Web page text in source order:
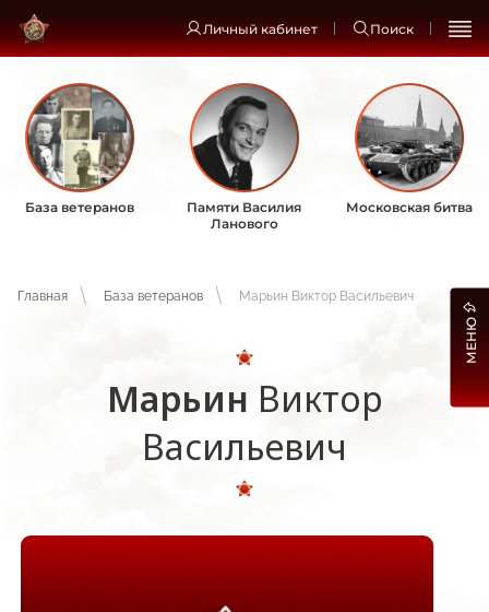
Личный кабинет Поиск
База ветеранов
Памяти Василия
Ланового
Московская битва
Главная База ветеранов Марьин Виктор Васильевич
Марьин Виктор
Васильевич
МЕНЮ